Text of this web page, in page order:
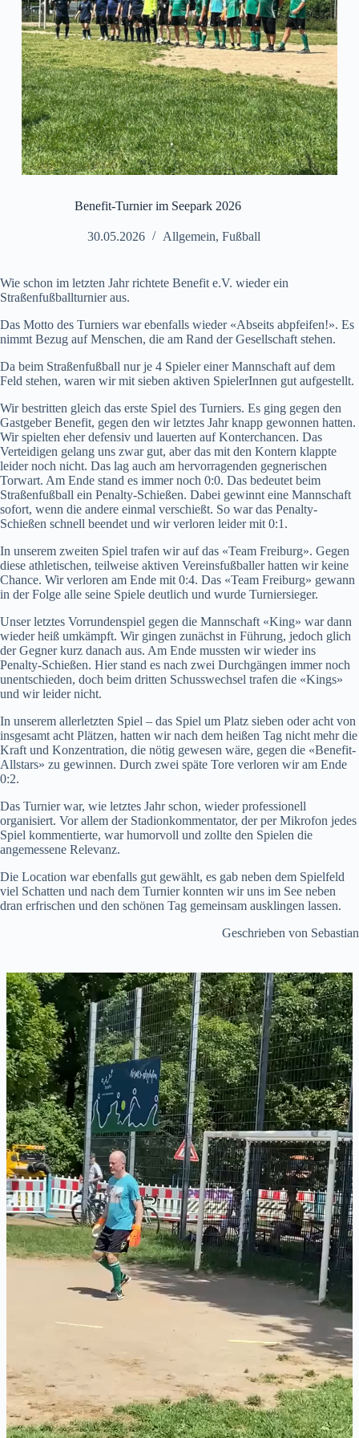
Benefit-Turnier im Seepark 2026
30.05.2026 Allgemein,Fußball
Wie schon im letzten Jahr richtete Benefit e.V. wieder ein
Straßenfußballturnier aus.
Das Motto des Turniers war ebenfalls wieder «Abseits abpfeifen!». Es
nimmt Bezug auf Menschen, die am Rand der Gesellschaft stehen.
Da beim Straßenfußball nur je 4 Spieler einer Mannschaft auf dem
Feld stehen, waren wir mit sieben aktiven SpielerInnen gut aufgestellt.
Wir bestritten gleich das erste Spiel des Turniers. Es ging gegen den
Gastgeber Benefit, gegen den wir letztes Jahr knapp gewonnen hatten.
Wir spielten eher defensiv und lauerten auf Konterchancen. Das
Verteidigen gelang uns zwar gut, aber das mit den Kontern klappte
leider noch nicht. Das lag auch am hervorragenden gegnerischen
Torwart. Am Ende stand es immer noch 0:0. Das bedeutet beim
Straßenfußball ein Penalty-Schießen. Dabei gewinnt eine Mannschaft
sofort, wenn die andere einmal verschießt. So war das Penalty-
Schießen schnell beendet und wir verloren leider mit 0:1.
In unserem zweiten Spiel trafen wir auf das «Team Freiburg». Gegen
diese athletischen, teilweise aktiven Vereinsfußballer hatten wir keine
Chance. Wir verloren am Ende mit 0:4. Das «Team Freiburg» gewann
in der Folge alle seine Spiele deutlich und wurde Turniersieger.
Unser letztes Vorrundenspiel gegen die Mannschaft «King» war dann
wieder heiß umkämpft. Wir gingen zunächst in Führung, jedoch glich
der Gegner kurz danach aus. Am Ende mussten wir wieder ins
Penalty-Schießen. Hier stand es nach zwei Durchgängen immer noch
unentschieden, doch beim dritten Schusswechsel trafen die «Kings»
und wir leider nicht.
In unserem allerletzten Spiel – das Spiel um Platz sieben oder acht von
insgesamt acht Plätzen, hatten wir nach dem heißen Tag nicht mehr die
Kraft und Konzentration, die nötig gewesen wäre, gegen die «Benefit-
Allstars» zu gewinnen. Durch zwei späte Tore verloren wir am Ende
0:2.
Das Turnier war, wie letztes Jahr schon, wieder professionell
organisiert. Vor allem der Stadionkommentator, der per Mikrofon jedes
Spiel kommentierte, war humorvoll und zollte den Spielen die
angemessene Relevanz.
Die Location war ebenfalls gut gewählt, es gab neben dem Spielfeld
viel Schatten und nach dem Turnier konnten wir uns im See neben
dran erfrischen und den schönen Tag gemeinsam ausklingen lassen.
Geschrieben von Sebastian